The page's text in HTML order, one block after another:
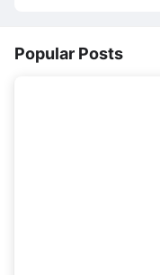
Popular Posts